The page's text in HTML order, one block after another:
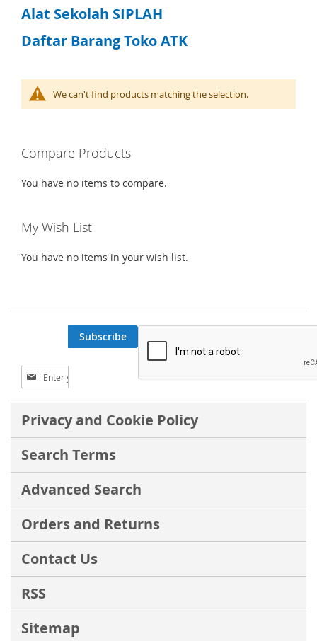
We can't find products matching the selection.
Alat Sekolah SIPLAH
Daftar Barang Toko ATK
Compare Products
You have no items to compare.
My Wish List
You have no items in your wish list.
i
g
n
U
p
f
o
r
O
r
N
e
l
e
t
Subscribe
Privacy and Cookie Policy
Search Terms
Advanced Search
Orders and Returns
Contact Us
RSS
Sitemap